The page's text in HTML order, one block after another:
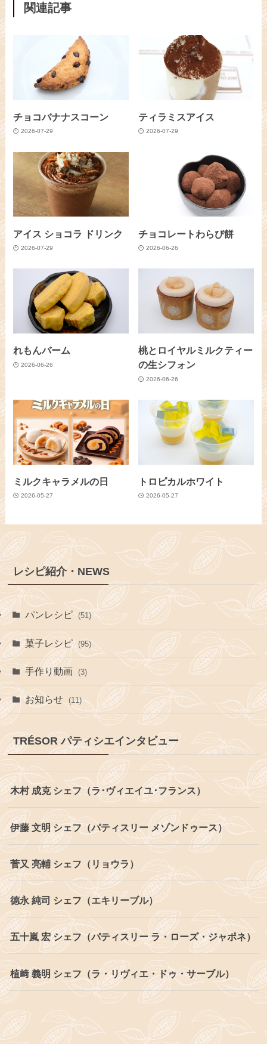
関連記事
チョコバナナスコーン
2026-07-29
ティラミスアイス
2026-07-29
アイス ショコラ ドリンク
2026-07-29
チョコレートわらび餅
2026-06-26
れもんバーム
2026-06-26
桃とロイヤルミルクティー
の生シフォン
2026-06-26
ミルクキャラメルの日
2026-05-27
トロピカルホワイト
2026-05-27
レシピ紹介・NEWS
パンレシピ (51)
菓子レシピ (95)
手作り動画 (3)
お知らせ (11)
TRÉSOR パティシエインタビュー
木村 成克 シェフ（ラ･ヴィエイユ･フランス）
伊藤 文明 シェフ（パティスリー メゾンドゥース）
菅又 亮輔 シェフ（リョウラ）
德永 純司 シェフ（エキリーブル）
五十嵐 宏 シェフ（パティスリー ラ・ローズ・ジャポネ）
植﨑 義明 シェフ（ラ・リヴィエ・ドゥ・サーブル）